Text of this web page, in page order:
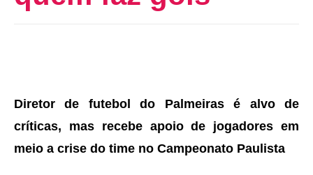
Diretor de futebol do Palmeiras é alvo de
críticas, mas recebe apoio de jogadores em
meio a crise do time no Campeonato Paulista